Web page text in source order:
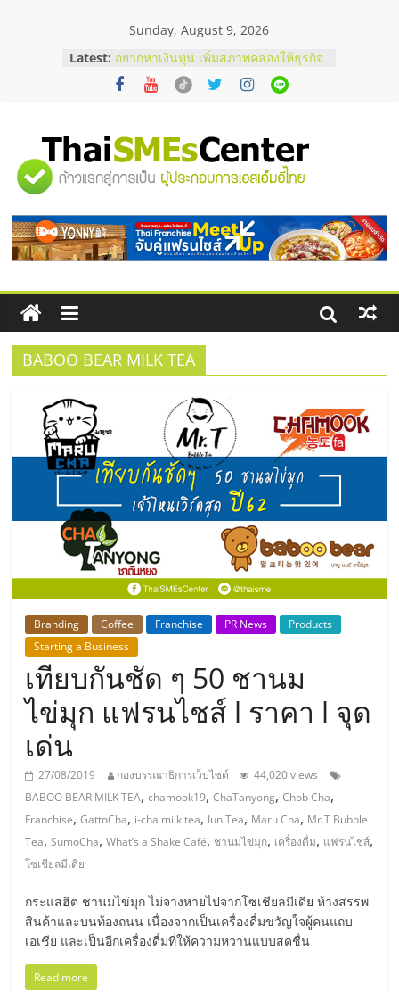
Sunday, August 9, 2026
Latest: อยากหาเงินทุน เพิ่มสภาพคล่องให้ธุรกิจ
เริ่มยังไงให้ผ่านฉลุย
สัมมนาออนไลน์ โอกาสบริหารสถานี
ThaiFranchise Meet Up จับคู่แฟรน
ไชส์ ครั้งที่ 8
ร้านเครื่องเสียงคุณภาพสูง พร้อม
บริษัท Cybersecurity ในไทยที่ไหนดี?
วิธีเลือกผู้ให้บริการให้คุ้มค่าและตอบ
โจทย์ธุรกิจ
"ศูนย์
รวม
ข้อมูล
ธุรกิจ
SME
แห่ง
ประเทศไทย,
ThaiSMEsCenter,
รวม
ธุรกิจ
เอ
ส
เอ็
มอี
ไทย,
SMEs,
แฟ
BABOO BEAR MILK TEA
Branding Coffee Franchise PR News
Products
Starting a Business
เทียบกันชัด ๆ 50 ชานม
ไข่มุก แฟรนไชส์ l ราคา l จุด
เด่น
27/08/2019 กองบรรณาธิการเว็บไซต์
44,020 views
BABOO BEAR MILK TEA,chamook19,ChaTanyong,Chob Cha,
Franchise,GattoCha, i-cha milk tea, Iun Tea, Maru Cha, Mr.T Bubble
Tea,SumoCha,What’s a Shake Café, ชานมไข่มุก, เครื่องดื่ม, แฟรนไชส์,
โซเชียลมีเดีย
กระแสฮิต ชานมไข่มุก ไม่จางหายไปจากโซเชียลมีเดีย ห้างสรรพ
สินค้าและบนท้องถนน เนื่องจากเป็นเครื่องดื่มขวัญใจผู้คนแถบ
เอเชีย และเป็นอีกเครื่องดื่มที่ให้ความหวานแบบสดชื่น
Read more